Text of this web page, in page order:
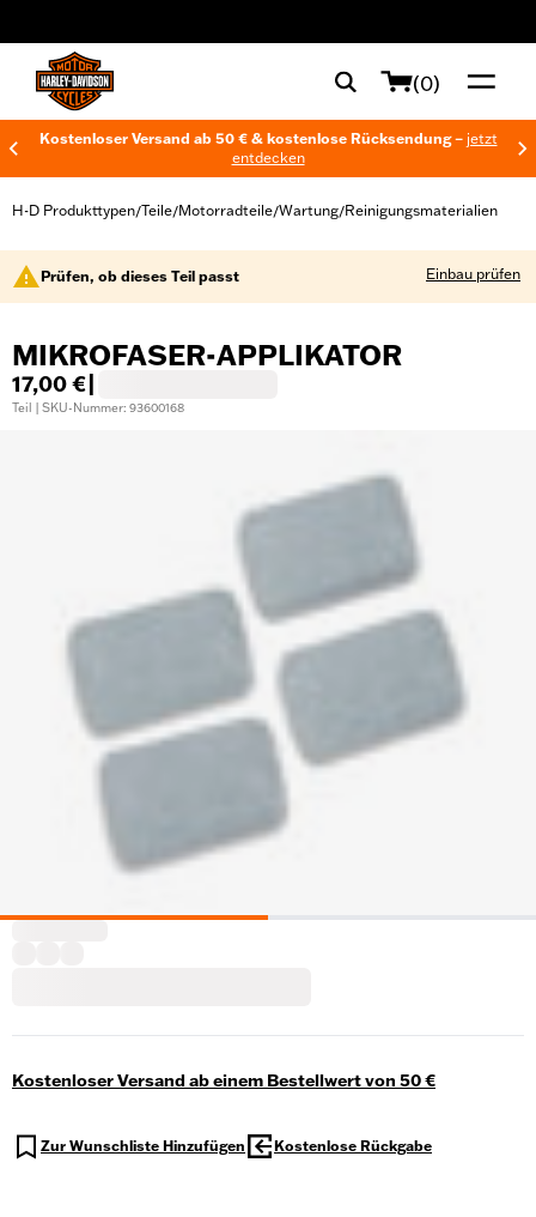
(0)
Kostenloser Versand ab 50 € & kostenlose Rücksendung – jetzt
entdecken
H-D Produkttypen/Teile/Motorradteile/Wartung/Reinigungsmaterialien
Prüfen, ob dieses Teil passt Einbau prüfen
MIKROFASER-APPLIKATOR
17,00 €
Teil | SKU-Nummer: 93600168
Kostenloser Versand ab einem Bestellwert von 50 €
Zur Wunschliste Hinzufügen Kostenlose Rückgabe